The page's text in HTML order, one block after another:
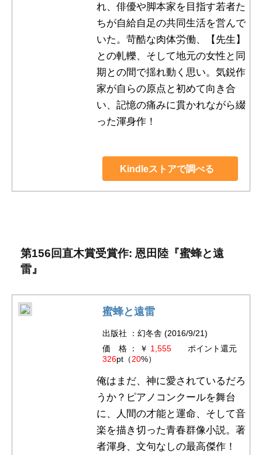
れ、俳優や脚本家を目指す若者た
ちが自給自足の共同生活を営んで
いた。苛酷な肉体労働、【先生】
との軋轢、そして地元の女性と同
期との間で揺れ動く思い。気鋭作
家が自らの原点と初めて向き合
い、記憶の痛みに貫かれながら綴
った渾身作！
Kindleストアで調べる
第156回直木賞受賞作: 恩田陸『蜜蜂と遠
雷』
蜜蜂と遠雷
出版社 ：幻冬舎 (2016/9/21)
価 格 ： ￥ 1,555ポイント還元
326pt（20%）
俺はまだ、神に愛されているだろ
うか？ピアノコンクールを舞台
に、人間の才能と運命、そして音
楽を描き切った青春群像小説。著
者渾身、文句なしの最高傑作！